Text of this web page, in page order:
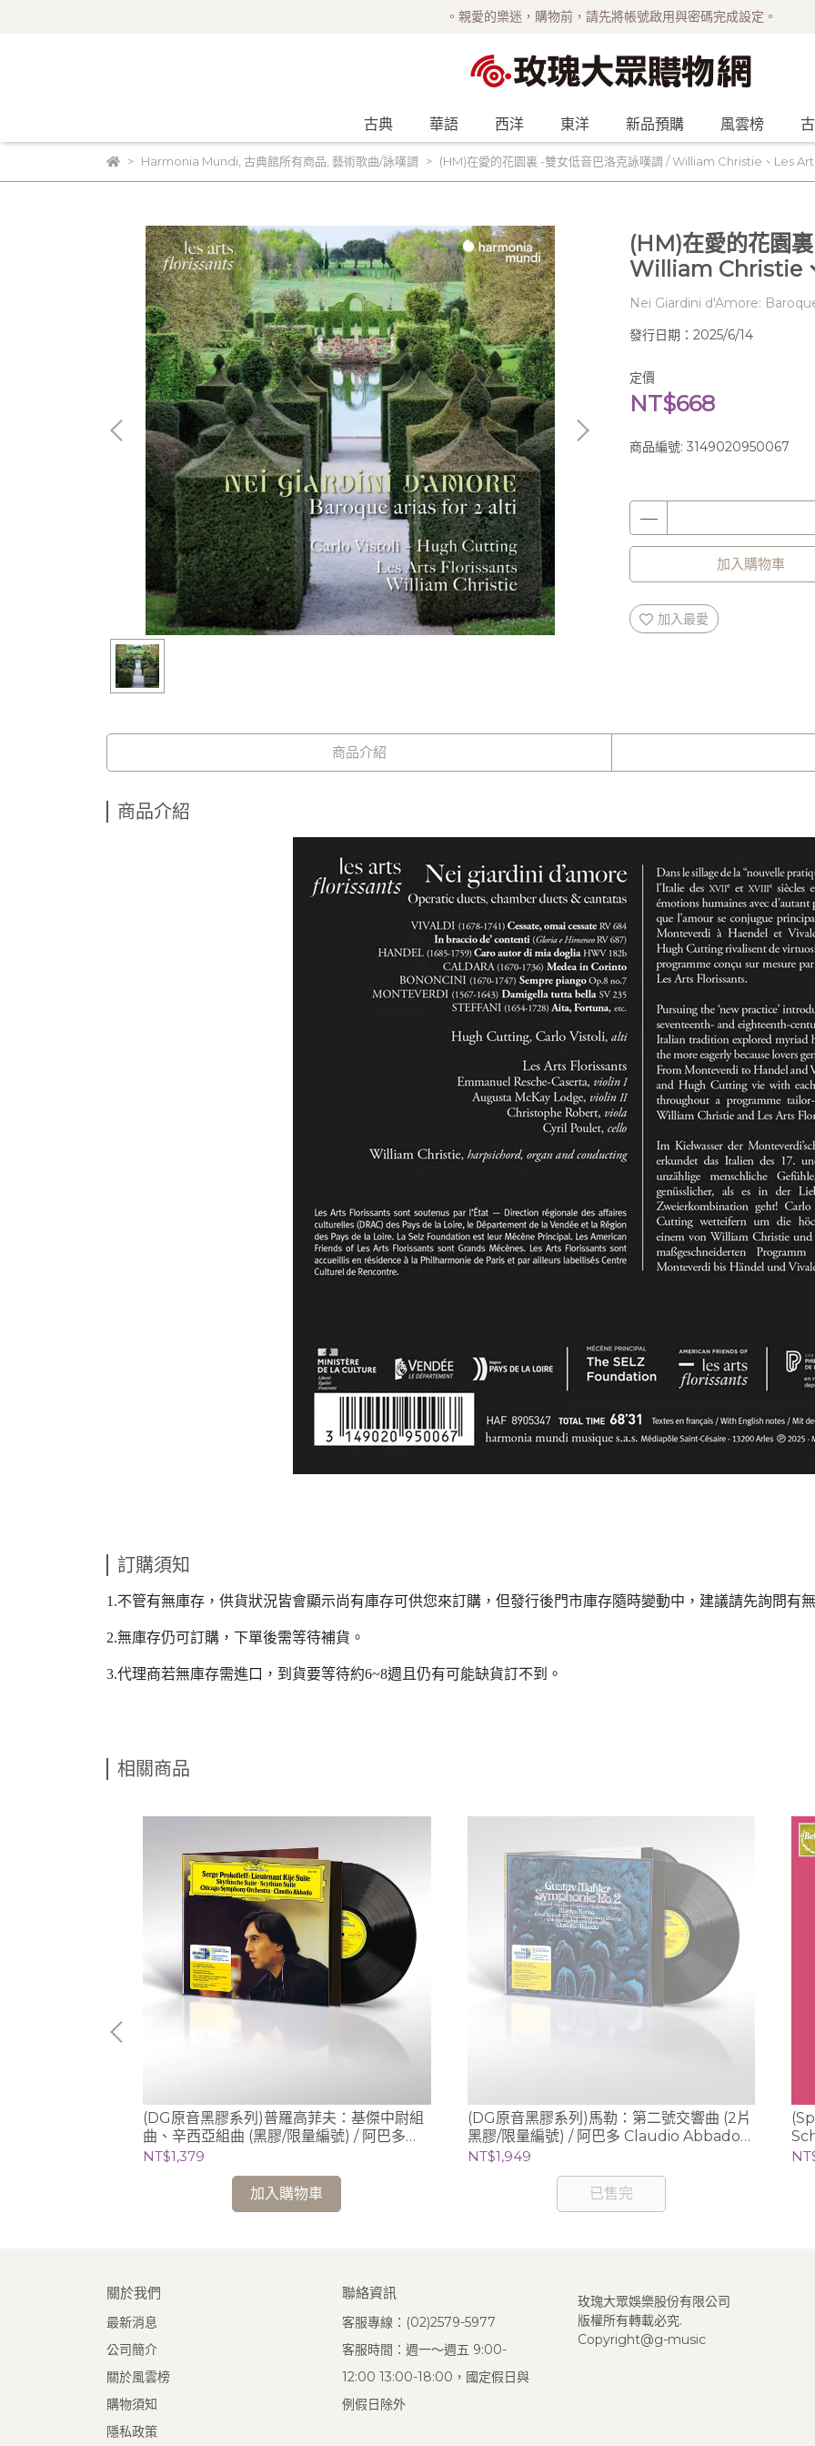
。親愛的樂迷，購物前，請先將帳號啟用與密碼完成設定。
古典 華語 西洋 東洋 新品預購 風雲榜
Harmonia Mundi 古典館所有商品 藝術歌曲/詠嘆調 (HM)在愛的花園裏 -雙女低音巴洛克詠嘆調 / William Christie、Les
(HM)在愛的花園
William Christie
Nei Giardini d'Amore:
發行日期：2025/6/14
定價
NT$668
商品編號: 3149020950067
加入購物車
加入最愛
商品介紹
商品介紹
訂購須知
1.不管有無庫存，供貨狀況皆會顯示尚有庫存可供您來訂購，但發行後門市庫存隨時變動中，建議請先詢問有
2.無庫存仍可訂購，下單後需等待補貨。
3.代理商若無庫存需進口，到貨要等待約6~8週且仍有可能缺貨訂不到。
相關商品
(DG原音黑膠系列)普羅高菲夫：基傑中尉組
曲、辛西亞組曲 (黑膠/限量編號) / 阿巴多
Claudio Abbado (指揮) 芝加哥交響樂團
NT$1,379
加入購物車
(DG原音黑膠系列)馬勒：第二號交響曲 (2片
黑膠/限量編號) / 阿巴多 Claudio Abbado
(指揮) 芝加哥交響樂團
NT$1,949
已售完
曲
關於我們
最新消息
公司簡介
關於風雲榜
購物須知
隱私政策
聯絡資訊
客服專線：(02)2579-5977
客服時間：週一～週五 9:00-
12:00 13:00-18:00，國定假日與
例假日除外
玫瑰大眾娛樂股份有限公司
版權所有轉載必究.
Copyright@g-music